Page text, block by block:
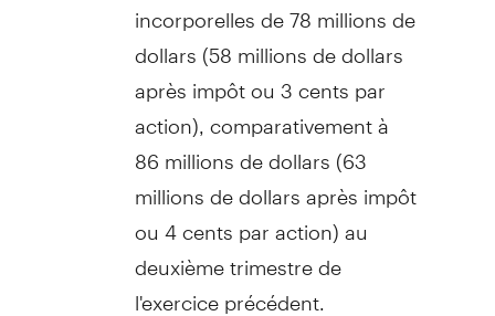
incorporelles de 78 millions de
dollars (58 millions de dollars
après impôt ou 3 centspar
action), comparativement à
86 millions de dollars (63
millions de dollars après impôt
ou 4 centspar action) au
deuxième trimestre de
l'exercice précédent.